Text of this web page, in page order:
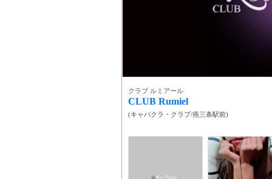
クラブ ルミアール
CLUB Rumiel
(キャバクラ・クラブ/燕三条駅前)